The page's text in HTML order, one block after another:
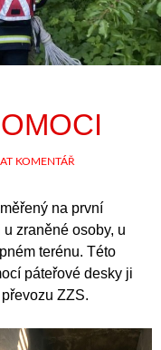
KOMENTÁŘ
na první
zraněné osoby, u
terénu. Této
páteřové desky ji
ZZS.